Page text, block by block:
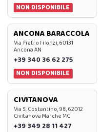
NON DISPONIBILE
ANCONA BARACCOLA
Via Pietro Filonzi, 60131
Ancona AN
+39 340 36 62 275
NON DISPONIBILE
CIVITANOVA
Via S. Costantino, 98, 62012
Civitanova Marche MC
+39 349 28 11 427